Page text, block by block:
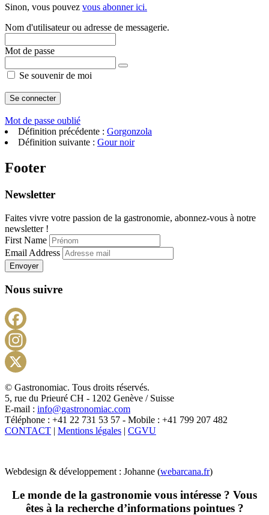
Sinon, vous pouvez vous abonner ici.
Nom d'utilisateur ou adresse de messagerie.
Mot de passe
Se souvenir de moi
Mot de passe oublié
Définition précédente : Gorgonzola
Définition suivante : Gour noir
Footer
Newsletter
Faites vivre votre passion de la gastronomie, abonnez-vous à notre
newsletter !
First Name
Email Address
Envoyer
Nous suivre
X
© Gastronomiac. Tous droits réservés.
5, rue du Prieuré CH - 1202 Genève / Suisse
E-mail : info@gastronomiac.com
Téléphone : +41 22 731 53 57 - Mobile : +41 799 207 482
CONTACT | Mentions légales | CGVU
Webdesign & développement : Johanne (webarcana.fr)
Le monde de la gastronomie vous intéresse ? Vous
êtes à la recherche d’informations pointues ?